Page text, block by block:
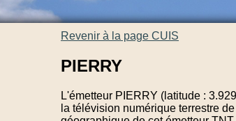
Revenir à la page CUIS
PIERRY
L'émetteur PIERRY (latitude :
la télévision numérique terrestre